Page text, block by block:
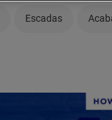
Escadas